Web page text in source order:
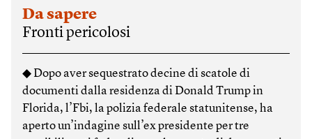
Da sapere
Fronti pericolosi
◆ Dopo aver sequestrato decine di scatole di
documenti dalla residenza di Donald Trump in
Florida, l’Fbi, la polizia federale statunitense, ha
aperto un’indagine sull’ex presidente per tre